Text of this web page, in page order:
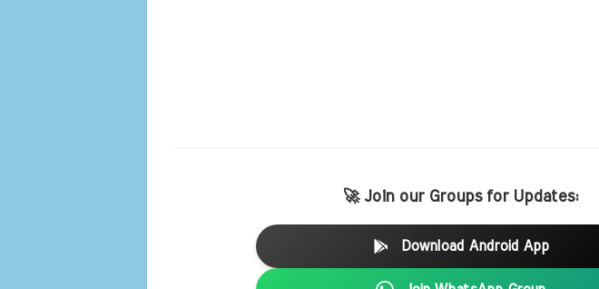
🚀 Join our Groups for Updates:
Download Android App